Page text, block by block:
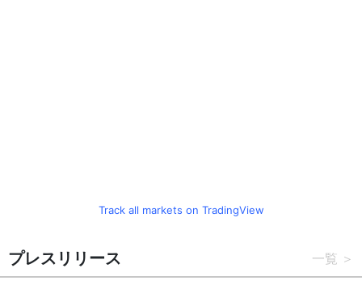
Track all markets on TradingView
プレスリリース 一覧